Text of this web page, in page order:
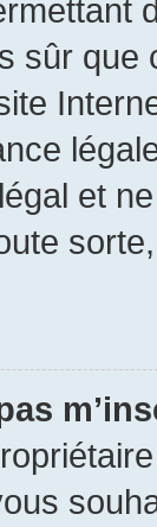
sûr
et